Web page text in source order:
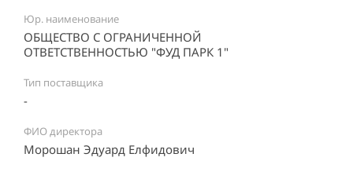
Юр. наименование
ОБЩЕСТВО С ОГРАНИЧЕННОЙ
ОТВЕТСТВЕННОСТЬЮ "ФУД ПАРК 1"
Тип поставщика
-
ФИО директора
Морошан Эдуард Елфидович